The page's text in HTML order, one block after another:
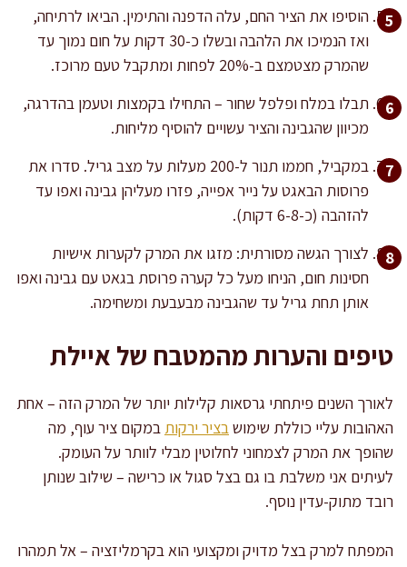
הוסיפו את הציר החם, עלה הדפנה והתימין. הביאו לרתיחה,
ואז הנמיכו את הלהבה ובשלו כ-30 דקות על חום נמוך עד
שהמרק מצטמצם ב-20% לפחות ומתקבל טעם מרוכז.
תבלו במלח ופלפל שחור – התחילו בקמצות וטעמן בהדרגה,
מכיוון שהגבינה והציר עשויים להוסיף מליחות.
במקביל, חממו תנור ל-200 מעלות על מצב גריל. סדרו את
פרוסות הבאגט על נייר אפייה, פזרו מעליהן גבינה ואפו עד
להזהבה (כ-6-8 דקות).
לצורך הגשה מסורתית: מזגו את המרק לקערות אישיות
חסינות חום, הניחו מעל כל קערה פרוסת בגאט עם גבינה ואפו
אותן תחת גריל עד שהגבינה מבעבעת ומשחימה.
טיפים והערות מהמטבח של איילת
לאורך השנים פיתחתי גרסאות קלילות יותר של המרק הזה – אחת
האהובות עליי כוללת שימושבציר ירקות במקום ציר עוף, מה
שהופך את המרק לצמחוני לחלוטין מבלי לוותר על העומק.
לעיתים אני משלבת בו גם בצל סגול או כרישה – שילוב שנותן
רובד מתוק-עדין נוסף.
המפתח למרק בצל מדויק ומקצועי הוא בקרמליזציה – אל תמהרו